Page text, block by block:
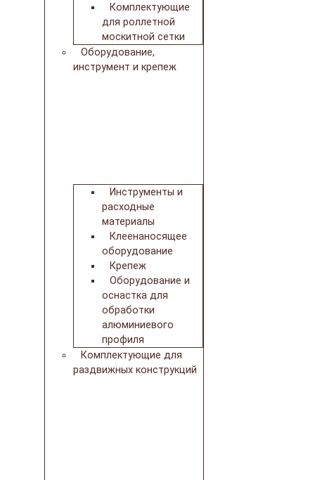
Комплектующие
для роллетной
москитной сетки
Оборудование,
инструмент и крепеж
Инструменты и
расходные
материалы
Клеенаносящее
оборудование
Крепеж
Оборудование и
оснастка для
обработки
алюминиевого
профиля
Комплектующие для
раздвижных конструкций